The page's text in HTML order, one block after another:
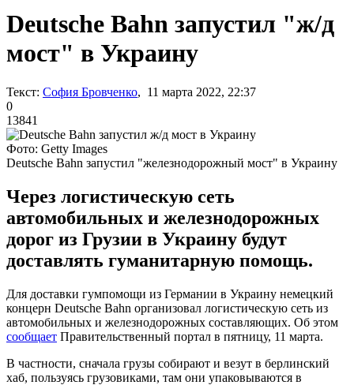
Deutsche Bahn запустил "ж/д
мост" в Украину
Текст: София Бровченко, 11 марта 2022, 22:37
0
13841
Фото: Getty Images
Deutsche Bahn запустил "железнодорожный мост" в Украину
Через логистическую сеть
автомобильных и железнодорожных
дорог из Грузии в Украину будут
доставлять гуманитарную помощь.
Для доставки гумпомощи из Германии в Украину немецкий
концерн Deutsche Bahn организовал логистическую сеть из
автомобильных и железнодорожных составляющих. Об этом
сообщает Правительственный портал в пятницу, 11 марта.
В частности, сначала грузы собирают и везут в берлинский
хаб, пользуясь грузовиками, там они упаковываются в